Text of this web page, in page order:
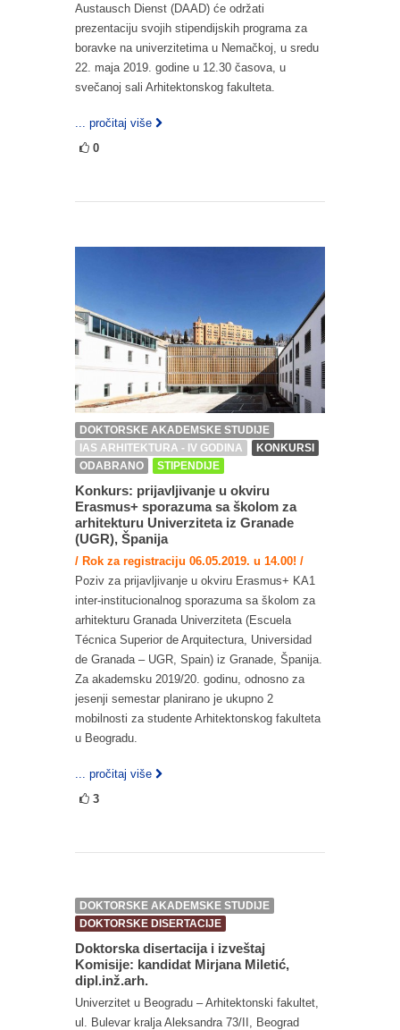
Austausch Dienst (DAAD) će održati
prezentaciju svojih stipendijskih programa za
boravke na univerzitetima u Nemačkoj, u sredu
22. maja 2019. godine u 12.30 časova, u
svečanoj sali Arhitektonskog fakulteta.
... pročitaj više
0
DOKTORSKE AKADEMSKE STUDIJE
IAS ARHITEKTURA - IV GODINA
KONKURSI
ODABRANO
STIPENDIJE
Konkurs: prijavljivanje u okviru
Erasmus+ sporazuma sa školom za
arhitekturu Univerziteta iz Granade
(UGR), Španija
/ Rok za registraciju 06.05.2019. u 14.00! /
Poziv za prijavljivanje u okviru Erasmus+ KA1
inter-institucionalnog sporazuma sa školom za
arhitekturu Granada Univerziteta (Escuela
Técnica Superior de Arquitectura, Universidad
de Granada – UGR, Spain) iz Granade, Španija.
Za akademsku 2019/20. godinu, odnosno za
jesenji semestar planirano je ukupno 2
mobilnosti za studente Arhitektonskog fakulteta
u Beogradu.
... pročitaj više
3
DOKTORSKE AKADEMSKE STUDIJE
DOKTORSKE DISERTACIJE
Doktorska disertacija i izveštaj
Komisije: kandidat Mirjana Miletić,
dipl.inž.arh.
Univerzitet u Beogradu – Arhitektonski fakultet,
ul. Bulevar kralja Aleksandra 73/II, Beograd